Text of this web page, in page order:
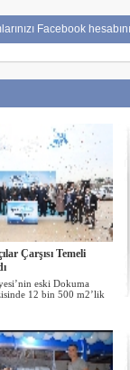
Facebook
Çarşısı Temeli
eski Dokuma
12 bin 500 m2’lik